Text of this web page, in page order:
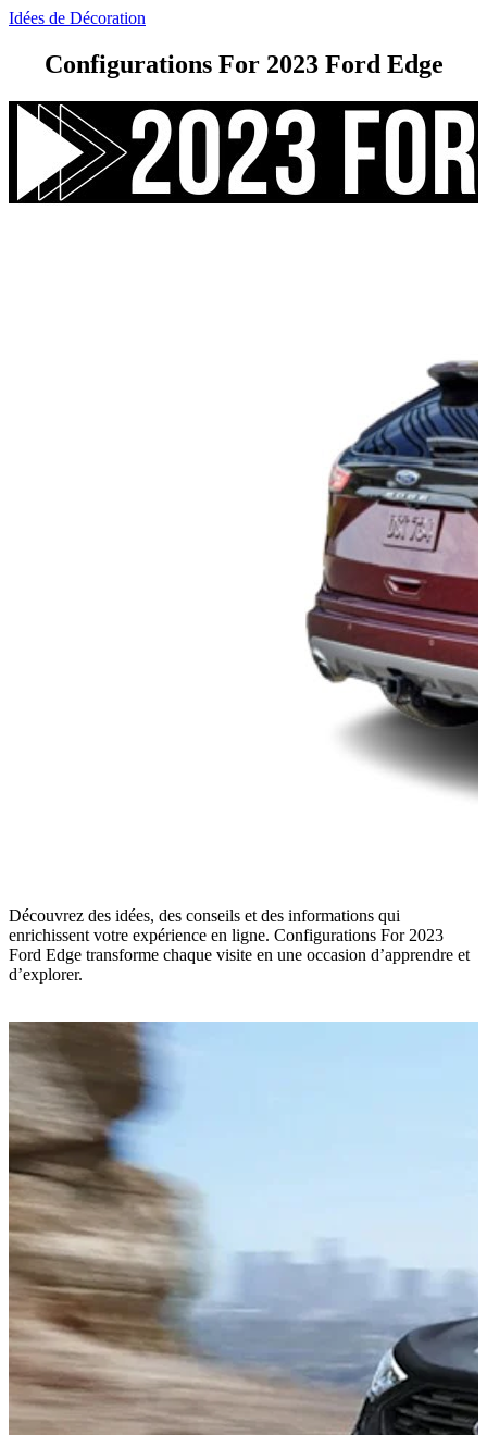
Idées de Décoration
Configurations For 2023 Ford Edge
Découvrez des idées, des conseils et des informations qui
enrichissent votre expérience en ligne. Configurations For 2023
Ford Edge transforme chaque visite en une occasion d’apprendre et
d’explorer.